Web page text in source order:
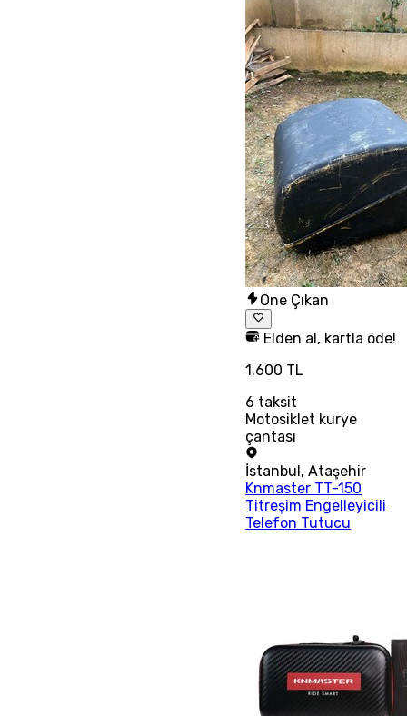
Öne Çıkan
Elden al, kartla öde!
1.600 TL
6 taksit
Motosiklet kurye
çantası
İstanbul ,Ataşehir
Knmaster TT-150
Titreşim Engelleyicili
Telefon Tutucu